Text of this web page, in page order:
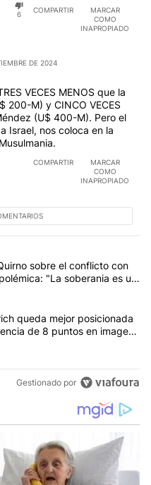
6
COMPARTIR
MARCAR
COMO
INAPROPIADO
DE 2024
VECES MENOS que la
200-M) y CINCO VECES
(U$ 400-M). Pero el
Israel, nos coloca en la
COMPARTIR
MARCAR
COMO
INAPROPIADO
más comentarios en los
"Las incosistencias de
sobre el conflicto con
"La soberania es un
"Encuesta: Patricia
queda mejor posicionada
de 8 puntos en imagen
Gestionado por